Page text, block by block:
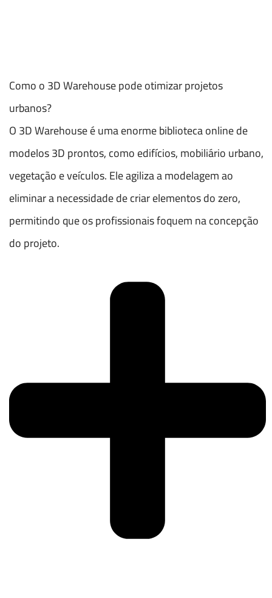
Como o 3D Warehouse pode otimizar projetos
urbanos?
O 3D Warehouse é uma enorme biblioteca online de
modelos 3D prontos, como edifícios, mobiliário urbano,
vegetação e veículos. Ele agiliza a modelagem ao
eliminar a necessidade de criar elementos do zero,
permitindo que os profissionais foquem na concepção
do projeto.